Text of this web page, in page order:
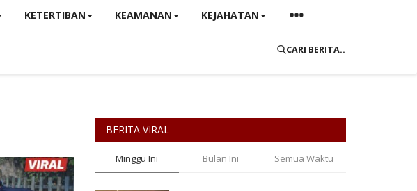
KETERTIBAN KEAMANAN KEJAHATAN
CARI BERITA..
BERITA VIRAL
Minggu Ini Bulan Ini Semua Waktu